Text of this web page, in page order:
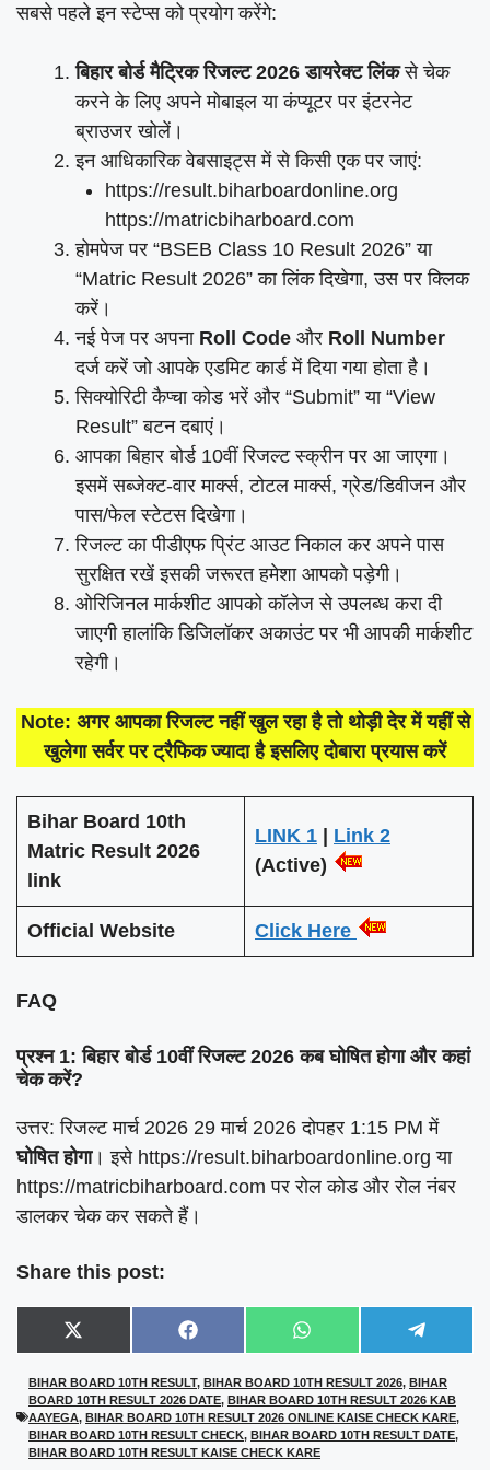
सबसे पहले इन स्टेप्स को प्रयोग करेंगे:
बिहार बोर्ड मैट्रिक रिजल्ट 2026 डायरेक्ट लिंकसे चेक
करने के लिए अपने मोबाइल या कंप्यूटर पर इंटरनेट
ब्राउजर खोलें।
इन आधिकारिक वेबसाइट्स में से किसी एक पर जाएं:
https://result.biharboardonline.org
https://matricbiharboard.com
होमपेज पर “BSEB Class 10 Result 2026” या
“Matric Result 2026” का लिंक दिखेगा, उस पर क्लिक
करें।
नई पेज पर अपना Roll Code और Roll Number
दर्ज करें जो आपके एडमिट कार्ड में दिया गया होता है।
सिक्योरिटी कैप्चा कोड भरें और “Submit” या “View
Result” बटन दबाएं।
आपका बिहार बोर्ड 10वीं रिजल्ट स्क्रीन पर आ जाएगा।
इसमें सब्जेक्ट-वार मार्क्स, टोटल मार्क्स, ग्रेड/डिवीजन और
पास/फेल स्टेटस दिखेगा।
रिजल्ट का पीडीएफ प्रिंट आउट निकाल कर अपने पास
सुरक्षित रखें इसकी जरूरत हमेशा आपको पड़ेगी।
ओरिजिनल मार्कशीट आपको कॉलेज से उपलब्ध करा दी
जाएगी हालांकि डिजिलॉकर अकाउंट पर भी आपकी मार्कशीट
रहेगी।
Note: अगर आपका रिजल्ट नहीं खुल रहा है तो थोड़ी देर में यहीं से
खुलेगा सर्वर पर ट्रैफिक ज्यादा है इसलिए दोबारा प्रयास करें
Bihar Board 10th
Matric Result 2026
link
LINK 1 | Link 2
(Active)
Official Website Click Here
FAQ
प्रश्न 1: बिहार बोर्ड 10वीं रिजल्ट 2026 कब घोषित होगा और कहां
चेक करें?
उत्तर: रिजल्ट मार्च 2026 29 मार्च 2026 दोपहर 1:15 PM में
घोषित होगा। इसे https://result.biharboardonline.org या
https://matricbiharboard.com पर रोल कोड और रोल नंबर
डालकर चेक कर सकते हैं।
Share this post:
Share
on
X
(
w
i
t
t
e
Share
on
F
a
e
b
o
o
k
Share
on
W
h
t
s
A
p
p
Share
on
e
e
g
r
a
BIHAR BOARD 10TH RESULT, BIHAR BOARD 10TH RESULT 2026, BIHAR
BOARD 10TH RESULT 2026 DATE, BIHAR BOARD 10TH RESULT 2026 KAB
AAYEGA, BIHAR BOARD 10TH RESULT 2026 ONLINE KAISE CHECK KARE,
BIHAR BOARD 10TH RESULT CHECK, BIHAR BOARD 10TH RESULT DATE,
BIHAR BOARD 10TH RESULT KAISE CHECK KARE